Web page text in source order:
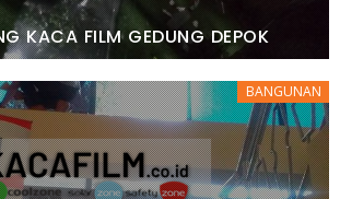
KACA FILM GEDUNG DEPOK
BANGUNAN